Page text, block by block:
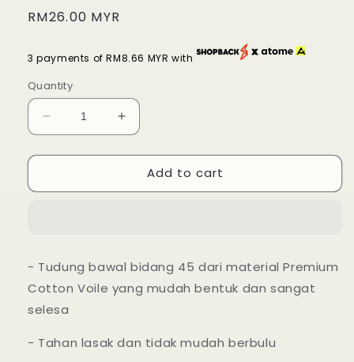
Regular
RM26.00 MYR
3 payments of RM8.66 MYR with
Quantity
Decrease
quantity
for
Bawal
Turquoise
Increase
quantity
for
Tudung
Bawal
Turquoise
Add to cart
- Tudung bawal bidang 45 dari material Premium
Cotton Voile yang mudah bentuk dan sangat
selesa
- Tahan lasak dan tidak mudah berbulu